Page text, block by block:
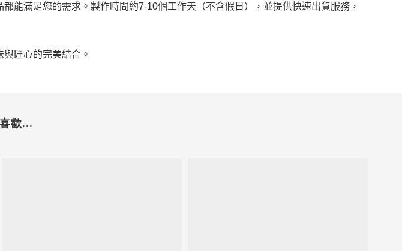
能滿足您的需求。製作時間約7-10個工作天（不含假日），並提供快速出貨服務，
匠心的完美結合。
歡...